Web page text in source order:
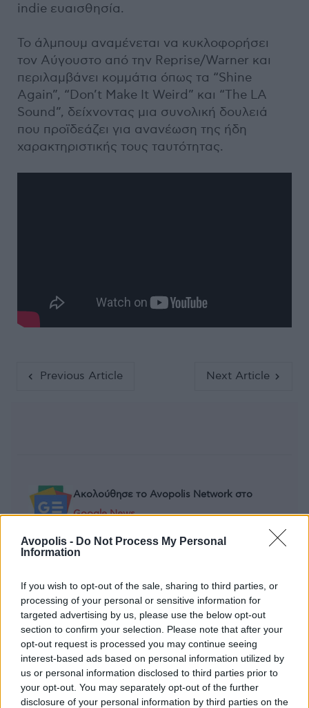
Avopolis - Do Not Process My Personal
Information
If you wish to opt-out of the sale, sharing to third parties, or
processing of your personal or sensitive information for
targeted advertising by us, please use the below opt-out
section to confirm your selection. Please note that after your
opt-out request is processed you may continue seeing
interest-based ads based on personal information utilized by
us or personal information disclosed to third parties prior to
your opt-out. You may separately opt-out of the further
disclosure of your personal information by third parties on the
indie ευαισθησία.
Το άλμπουμ αναμένεται να κυκλοφορήσει
τον Αύγουστο από την Reprise/Warner και
περιλαμβάνει κομμάτια όπως τα “Shine
Again”, “Don’t Make It Weird” και “The LA
Sound”, δείχνοντας μια συνολική δουλειά
που προϊδεάζει για ανανέωση της ήδη
χαρακτηριστικής τους ταυτότητας.
Previous Article Next Article
Ακολούθησε το Avopolis Network στο
Google News
MOOD OF THE DAY
Ποτέ δεν είναι αργά,
κυριολεκτικά. Ο Άντονι Χόπκινς
στα 88 αρνείται να το βάλει κάτω
και κυκλοφορεί το 1ο του
άλμπουμ με ορχηστρικές συνθέσεις και τίτλο:
Life Is A Dream. Φυσικά και είναι Άντονι...